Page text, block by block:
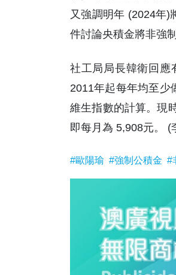
又強調明年 (2024年)
件討論央積金將非強
社工局局長韓衛回應
2011年起每年均至少
維生指數的計算。現
即每月為 5,908元。
#歐陽瑜 #強制公積金 #